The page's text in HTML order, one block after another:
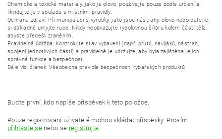
Chemické a toxické materiály, jako je olovo, používejte pouze podle určení a
likvidujte je v souladu s místními pravidly.
Ochrana zdraví: Při manipulaci s výrobky, jako jsou nástrahy, olovo nebo baterie,
si důkladně umyjte ruce. Nikdy neobvazujte rybolovnou šňůru kolem částí těla,
abyste předešli zraněním.
Pravidelná údržba: Kontrolujte stav vybavení (např. prutů, navijáků, nástrah,
spojení jednotlivých částí) a pravidelně je udržujte, aby byla zajištěna jejich
správná funkce a bezpečnost.
Dále viz. článek: Všeobecná pravidla bezpečnosti rybářských produktů
Buďte první, kdo napíše příspěvek k této položce.
Pouze registrovaní uživatelé mohou vkládat příspěvky. Prosím
přihlaste senebo se registrujte.